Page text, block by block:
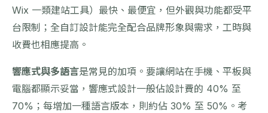
Wix 一類建站工具）最快、最便宜，但外觀與功能都受平
台限制；全自訂設計能完全配合品牌形象與需求，工時與
收費也相應提高。
響應式與多語言是常見的加項。要讓網站在手機、平板與
電腦都顯示妥當，響應式設計一般佔設計費的 40% 至
70%；每增加一種語言版本，則約佔 30% 至 50%。考